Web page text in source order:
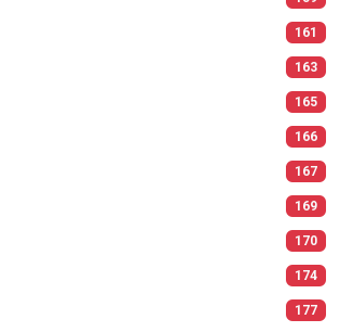
161
163
165
166
167
169
170
174
177